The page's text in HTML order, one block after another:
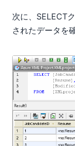
次に、SELECT
されたデータを